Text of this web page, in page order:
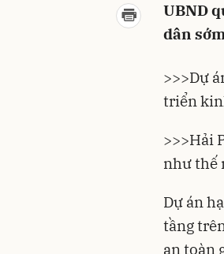
UBND
dân
>>>Dự
triển
>>>Hải
như thế
Dự án
tầng
an toàn